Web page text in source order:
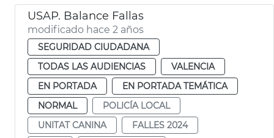
USAP. Balance Fallas
modificado hace 2 años
SEGURIDAD CIUDADANA
TODAS LAS AUDIENCIAS
VALENCIA
EN PORTADA
EN PORTADA TEMÁTICA
NORMAL
POLICÍA LOCAL
UNITAT CANINA
FALLES 2024